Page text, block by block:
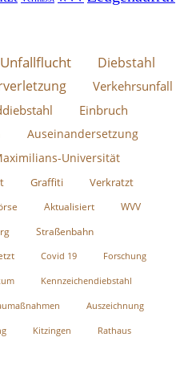
Unfallflucht
Diebstahl
Verkehrsunfall
Einbruch
Auseinandersetzung
Universität
Graffiti Verkratzt
Aktualisiert
WVV
Straßenbahn
Covid 19 Forschung
Kennzeichendiebstahl
Auszeichnung
Kitzingen Rathaus